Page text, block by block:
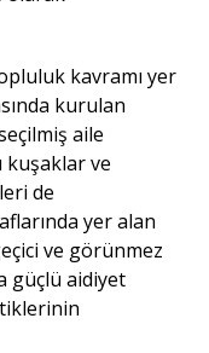
kavramı yer
kurulan
aile
kuşaklar ve
de
yer alan
ve görünmez
güçlü aidiyet